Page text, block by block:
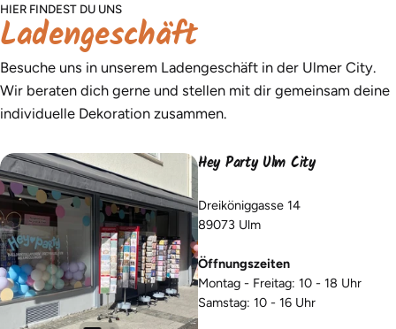
HIER FINDEST DU UNS
Ladengeschäft
Besuche uns in unserem Ladengeschäft in der Ulmer City.
Wir beraten dich gerne und stellen mit dir gemeinsam deine
individuelle Dekoration zusammen.
Hey Party Ulm City
Dreiköniggasse 14
89073 Ulm
Öffnungszeiten
Montag - Freitag: 10 - 18 Uhr
Samstag: 10 - 16 Uhr